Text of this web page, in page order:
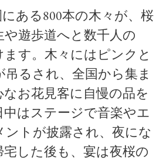
ある800本の木々が、桜
遊歩道へと数千人の
す。木々にはピンクと
るされ、全国から集ま
お花見客に自慢の品を
はステージで音楽やエ
ントが披露され、夜にな
した後も、宴は夜桜の